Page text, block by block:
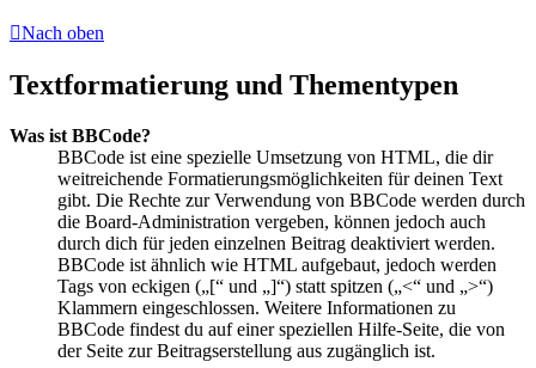
Nach oben
Textformatierung und Thementypen
Was ist BBCode?
BBCode ist eine spezielle Umsetzung von HTML, die dir
weitreichende Formatierungsmöglichkeiten für deinen Text
gibt. Die Rechte zur Verwendung von BBCode werden durch
die Board-Administration vergeben, können jedoch auch
durch dich für jeden einzelnen Beitrag deaktiviert werden.
BBCode ist ähnlich wie HTML aufgebaut, jedoch werden
Tags von eckigen („[“ und „]“) statt spitzen („<“ und „>“)
Klammern eingeschlossen. Weitere Informationen zu
BBCode findest du auf einer speziellen Hilfe-Seite, die von
der Seite zur Beitragserstellung aus zugänglich ist.